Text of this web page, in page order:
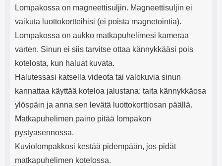
Lompakossa on magneettisuljin. Magneettisuljin ei
vaikuta luottokortteihisi (ei poista magnetointia).
Lompakossa on aukko matkapuhelimesi kameraa
varten. Sinun ei siis tarvitse ottaa kännykkääsi pois
kotelosta, kun haluat kuvata.
Halutessasi katsella videota tai valokuvia sinun
kannattaa käyttää koteloa jalustana: taita kännykkäosa
ylöspäin ja anna sen levätä luottokorttiosan päällä.
Matkapuhelimen paino pitää lompakon
pystyasennossa.
Kuviolompakkosi kestää pidempään, jos pidät
matkapuhelimen kotelossa.